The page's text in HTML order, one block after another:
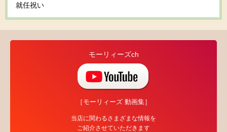
就任祝い
モーリィーズch
［モーリィーズ 動画集］
当店に関わるさまざまな情報を
ご紹介させていただきます